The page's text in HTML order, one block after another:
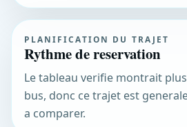
PLANIFICATION DU TRAJET
Rythme de reservation
Le tableau verifie montrait
bus, donc ce trajet est
a comparer.